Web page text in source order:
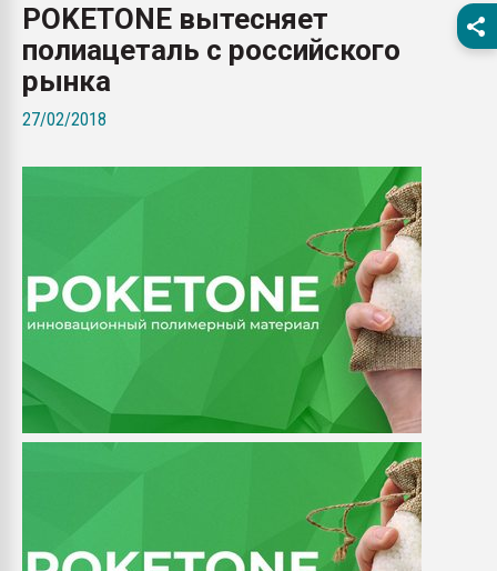
28.07.2026
ПЕРЕЙТИ НА
POKETONE вытесняет
полиацеталь с российского
рынка
27/02/2018